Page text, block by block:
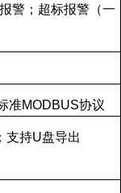
警；超标报警（一
准MODBUS协议
支持U盘导出